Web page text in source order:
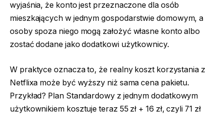
wyjaśnia, że konto jest przeznaczone dla osób
mieszkających w jednym gospodarstwie domowym, a
osoby spoza niego mogą założyć własne konto albo
zostać dodane jako dodatkowi użytkownicy.
W praktyce oznacza to, że realny koszt korzystania z
Netflixa może być wyższy niż sama cena pakietu.
Przykład? Plan Standardowy z jednym dodatkowym
użytkownikiem kosztuje teraz 55 zł + 16 zł, czyli 71 zł